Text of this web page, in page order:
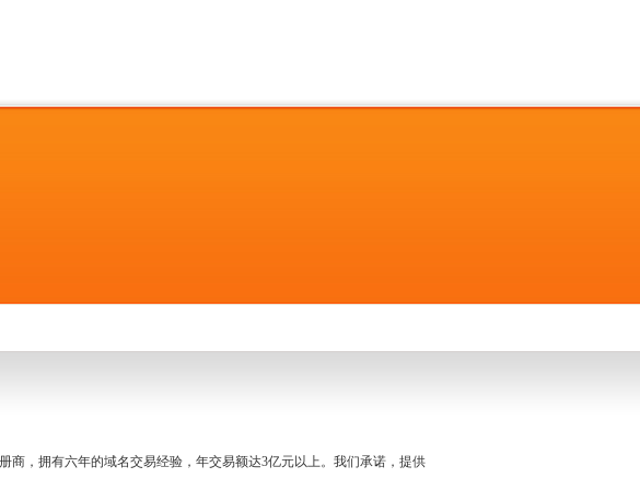
商，拥有六年的域名交易经验，年交易额达3亿元以上。我们承诺，提供